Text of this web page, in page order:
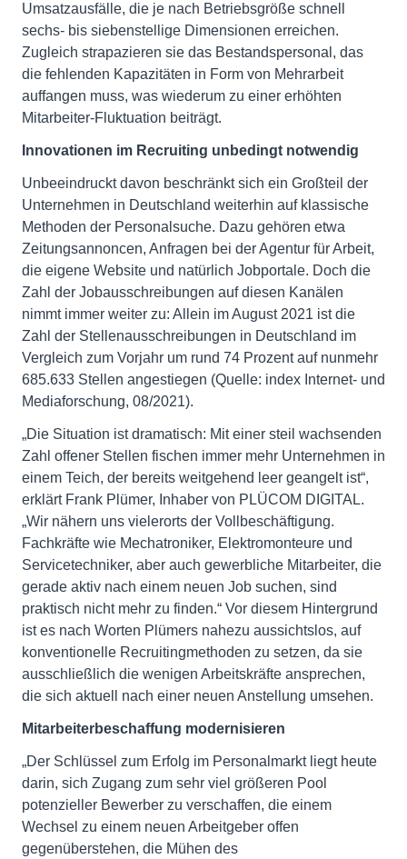
Umsatzausfälle, die je nach Betriebsgröße schnell
sechs- bis siebenstellige Dimensionen erreichen.
Zugleich strapazieren sie das Bestandspersonal, das
die fehlenden Kapazitäten in Form von Mehrarbeit
auffangen muss, was wiederum zu einer erhöhten
Mitarbeiter-Fluktuation beiträgt.
Innovationen im Recruiting unbedingt notwendig
Unbeeindruckt davon beschränkt sich ein Großteil der
Unternehmen in Deutschland weiterhin auf klassische
Methoden der Personalsuche. Dazu gehören etwa
Zeitungsannoncen, Anfragen bei der Agentur für Arbeit,
die eigene Website und natürlich Jobportale. Doch die
Zahl der Jobausschreibungen auf diesen Kanälen
nimmt immer weiter zu: Allein im August 2021 ist die
Zahl der Stellenausschreibungen in Deutschland im
Vergleich zum Vorjahr um rund 74 Prozent auf nunmehr
685.633 Stellen angestiegen (Quelle: index Internet- und
Mediaforschung, 08/2021).
„Die Situation ist dramatisch: Mit einer steil wachsenden
Zahl offener Stellen fischen immer mehr Unternehmen in
einem Teich, der bereits weitgehend leer geangelt ist“,
erklärt Frank Plümer, Inhaber von PLÜCOM DIGITAL.
„Wir nähern uns vielerorts der Vollbeschäftigung.
Fachkräfte wie Mechatroniker, Elektromonteure und
Servicetechniker, aber auch gewerbliche Mitarbeiter, die
gerade aktiv nach einem neuen Job suchen, sind
praktisch nicht mehr zu finden.“ Vor diesem Hintergrund
ist es nach Worten Plümers nahezu aussichtslos, auf
konventionelle Recruitingmethoden zu setzen, da sie
ausschließlich die wenigen Arbeitskräfte ansprechen,
die sich aktuell nach einer neuen Anstellung umsehen.
Mitarbeiterbeschaffung modernisieren
„Der Schlüssel zum Erfolg im Personalmarkt liegt heute
darin, sich Zugang zum sehr viel größeren Pool
potenzieller Bewerber zu verschaffen, die einem
Wechsel zu einem neuen Arbeitgeber offen
gegenüberstehen, die Mühen des